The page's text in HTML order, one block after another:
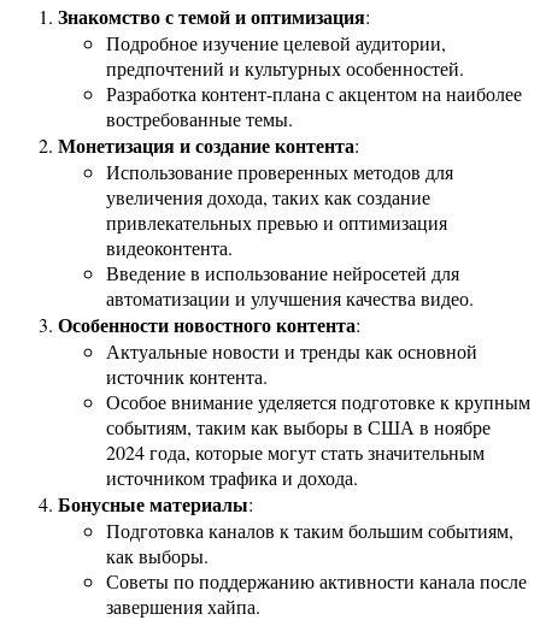
Знакомство с темой и оптимизация:
Подробное изучение целевой аудитории,
предпочтений и культурных особенностей.
Разработка контент-плана с акцентом на наиболее
востребованные темы.
Монетизация и создание контента:
Использование проверенных методов для
увеличения дохода, таких как создание
привлекательных превью и оптимизация
видеоконтента.
Введение в использование нейросетей для
автоматизации и улучшения качества видео.
Особенности новостного контента:
Актуальные новости и тренды как основной
источник контента.
Особое внимание уделяется подготовке к крупным
событиям, таким как выборы в США в ноябре
2024 года, которые могут стать значительным
источником трафика и дохода.
Бонусные материалы:
Подготовка каналов к таким большим событиям,
как выборы.
Советы по поддержанию активности канала после
завершения хайпа.